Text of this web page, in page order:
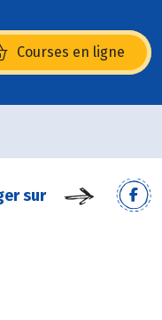
Courses en ligne
sur